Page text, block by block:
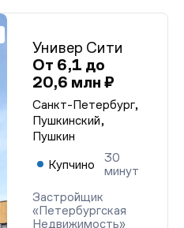
Универ Сити
От 6,1 до
20,6 млн ₽
Санкт-Петербург,
Пушкинский,
Пушкин
Купчино
30
минут
Застройщик
«Петербургская
Недвижимость»